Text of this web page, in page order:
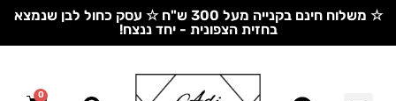
☆ משלוח חינם בקנייה מעל 300 ש"ח ☆ עסק כחול לבן שנמצא
בחזית הצפונית - יחד ננצח!
0